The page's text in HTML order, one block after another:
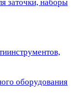
заточки, наборы
оборудования